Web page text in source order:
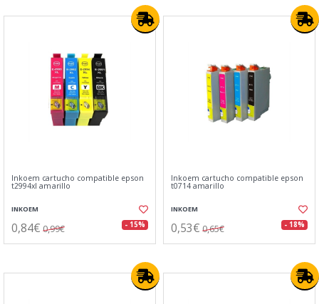
Inkoem cartucho compatible epson
t2994xl amarillo
INKOEM
0,84€ 0,99€ - 15%
Inkoem cartucho compatible epson
t0714 amarillo
INKOEM
0,53€ 0,65€ - 18%